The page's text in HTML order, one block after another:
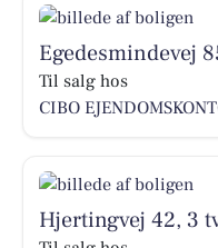
Egedesmindevej
Til salg hos
CIBO
Hjertingvej 42, 3